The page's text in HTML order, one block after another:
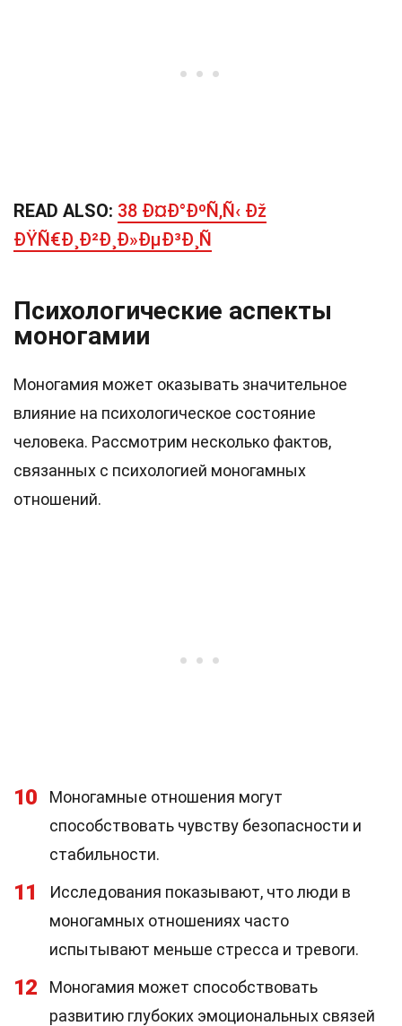
READ ALSO: 38 Ð¤Ð°ÐºÑ‚Ñ‹ Ðž
ÐŸÑ€Ð¸Ð²Ð¸Ð»ÐµÐ³Ð¸Ñ
Психологические аспекты
моногамии
Моногамия может оказывать значительное
влияние на психологическое состояние
человека. Рассмотрим несколько фактов,
связанных с психологией моногамных
отношений.
10
Моногамные отношения могут
способствовать чувству безопасности и
стабильности.
11
Исследования показывают, что люди в
моногамных отношениях часто
испытывают меньше стресса и тревоги.
12
Моногамия может способствовать
развитию глубоких эмоциональных связей